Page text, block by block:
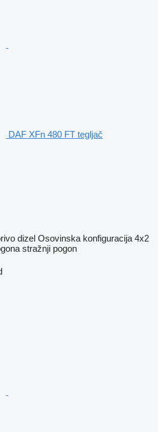
DAF XFn 480 FT tegljač
dizel Osovinska konfiguracija 4x2
stražnji pogon